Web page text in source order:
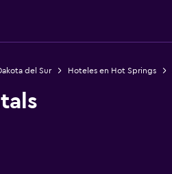
del Sur Hoteles en Hot Springs